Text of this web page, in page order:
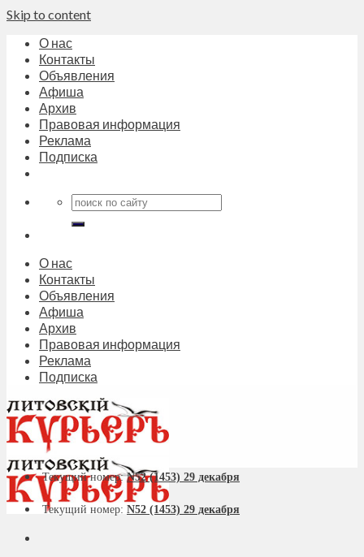
Skip to content
О нас
Контакты
Объявления
Афиша
Архив
Правовая информация
Реклама
Подписка
О нас
Контакты
Объявления
Афиша
Архив
Правовая информация
Реклама
Подписка
Текущий номер:N52 (1453) 29 декабря
Текущий номер: N52 (1453) 29 декабря